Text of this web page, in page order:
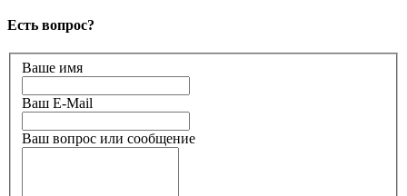
Есть вопрос?
Ваше имя
Ваш E-Mail
Ваш вопрос или сообщение